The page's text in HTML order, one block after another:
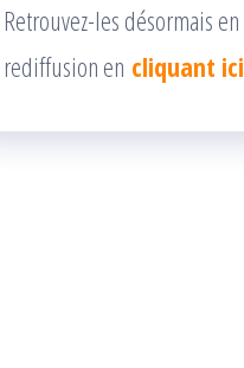
Retrouvez-les désormais en
rediffusion en cliquant ici